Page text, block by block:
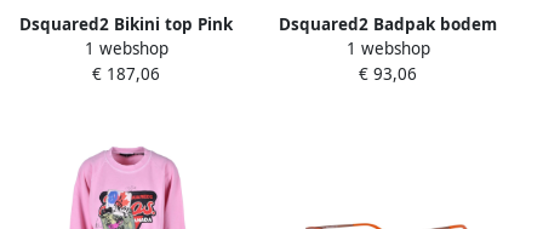
Dsquared2 Bikini top Pink
Dames
1 webshop
€ 187,06
Dsquared2 Badpak bodem
Pink Dames
1 webshop
€ 93,06